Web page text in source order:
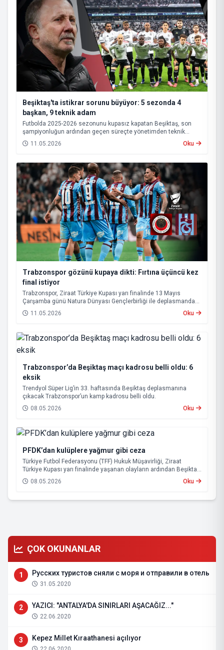
Beşiktaş'ta istikrar sorunu büyüyor: 5 sezonda 4
başkan, 9 teknik adam
Futbolda 2025-2026 sezonunu kupasız kapatan Beşiktaş, son
şampiyonluğun ardından geçen süreçte yönetimden teknik
heyete, oyuncu kadrosundan saha sonuçlarına kadar birçok
alanda istikrarsız bir görüntü sergiledi.
11.05.2026 Oku
Trabzonspor gözünü kupaya dikti: Fırtına üçüncü kez
final istiyor
Trabzonspor, Ziraat Türkiye Kupası yarı finalinde 13 Mayıs
Çarşamba günü Natura Dünyası Gençlerbirliği ile deplasmanda
karşı karşıya gelecek.
11.05.2026 Oku
Trabzonspor’da Beşiktaş maçı kadrosu belli oldu: 6
eksik
Trendyol Süper Lig’in 33. haftasında Beşiktaş deplasmanına
çıkacak Trabzonspor’un kamp kadrosu belli oldu.
08.05.2026
Oku
PFDK’dan kulüplere yağmur gibi ceza
Türkiye Futbol Federasyonu (TFF) Hukuk Müşavirliği, Ziraat
Türkiye Kupası yarı finalinde yaşanan olayların ardından Beşiktaş
ve Tümosan Konyaspor’u Profesyonel Futbol Disiplin Kurulu’na
(PFDK) sevk etti.
08.05.2026 Oku
ÇOK OKUNANLAR
1 Русских туристов сняли с моря и отправили в отель
31.05.2020
2 YAZICI: "ANTALYA'DA SINIRLARI AŞACAĞIZ..."
22.06.2020
3 Kepez Millet Kıraathanesi açılıyor